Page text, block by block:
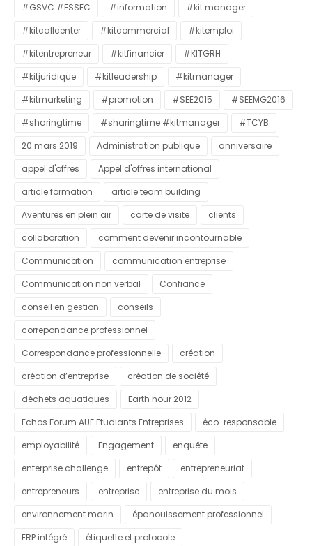
#GSVC #ESSEC #information
#kit manager
#kitcallcenter
#kitcommercial
#kitemploi
#kitentrepreneur
#kitfinancier
#KITGRH
#kitjuridique
#kitleadership
#kitmanager
#kitmarketing
#promotion #SEE2015
#SEEMG2016
#sharingtime
#sharingtime #kitmanager
#TCYB
20 mars 2019
Administration publique
anniversaire
appel d'offres
Appel d'offres international
article formation
article team building
Aventures en plein air
carte de visite
clients
collaboration
comment devenir incontournable
Communication
communication entreprise
Communication non verbal
Confiance
conseil en gestion
conseils
correpondance professionnel
Correspondance professionnelle
création
création d’entreprise
création de société
déchets aquatiques
Earth hour 2012
Echos Forum AUF Etudiants Entreprises
éco-responsable
employabilité
Engagement
enquête
enterprise challenge
entrepôt
entrepreneuriat
entrepreneurs
entreprise
entreprise du mois
environnement marin
épanouissement professionnel
ERP intégré
étiquette et protocole